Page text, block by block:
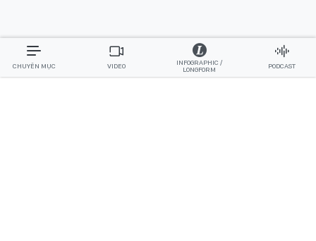
CHUYÊN MỤC VIDEO
INFOGRAPHIC /
LONGFORM
PODCAST